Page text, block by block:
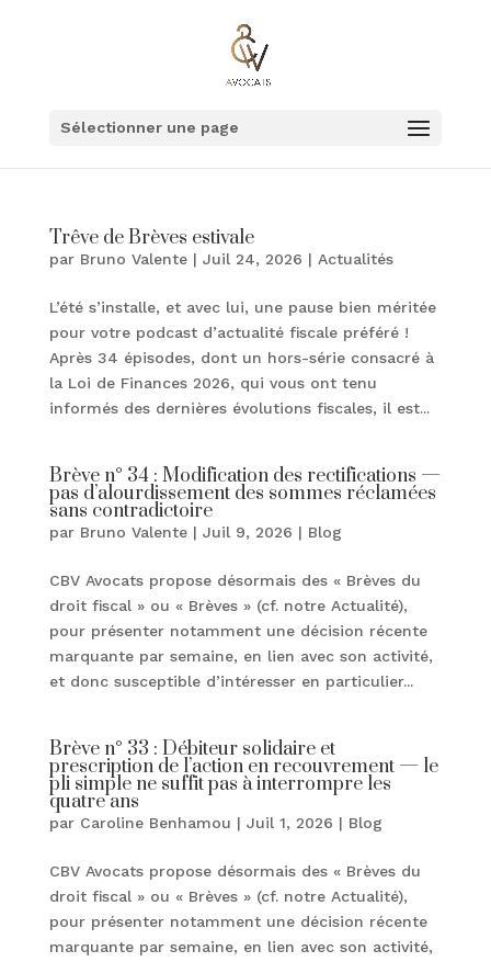
Sélectionner une page
Trêve de Brèves estivale
par Bruno Valente| Juil 24, 2026 | Actualités
L’été s’installe, et avec lui, une pause bien méritée
pour votre podcast d’actualité fiscale préféré !
Après 34 épisodes, dont un hors-série consacré à
la Loi de Finances 2026, qui vous ont tenu
informés des dernières évolutions fiscales, il est...
Brève n° 34 : Modification des rectifications —
pas d’alourdissement des sommes réclamées
sans contradictoire
par Bruno Valente| Juil 9, 2026 | Blog
CBV Avocats propose désormais des « Brèves du
droit fiscal » ou « Brèves » (cf. notre Actualité),
pour présenter notamment une décision récente
marquante par semaine, en lien avec son activité,
et donc susceptible d’intéresser en particulier...
Brève n° 33 : Débiteur solidaire et
prescription de l’action en recouvrement — le
pli simple ne suffit pas à interrompre les
quatre ans
par Caroline Benhamou | Juil 1, 2026 | Blog
CBV Avocats propose désormais des « Brèves du
droit fiscal » ou « Brèves » (cf. notre Actualité),
pour présenter notamment une décision récente
marquante par semaine, en lien avec son activité,